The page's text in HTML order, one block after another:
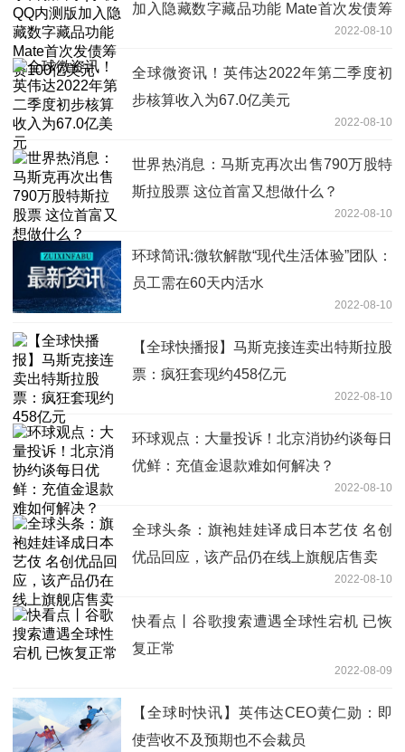
加入隐藏数字藏品功能 Mate首次发债筹
2022-08-10
全球微资讯！英伟达2022年第二季度初
步核算收入为67.0亿美元
2022-08-10
世界热消息：马斯克再次出售790万股特
斯拉股票 这位首富又想做什么？
2022-08-10
环球简讯:微软解散“现代生活体验”团队：
员工需在60天内活水
2022-08-10
【全球快播报】马斯克接连卖出特斯拉股
票：疯狂套现约458亿元
2022-08-10
环球观点：大量投诉！北京消协约谈每日
优鲜：充值金退款难如何解决？
2022-08-10
全球头条：旗袍娃娃译成日本艺伎 名创
优品回应，该产品仍在线上旗舰店售卖
2022-08-10
快看点丨谷歌搜索遭遇全球性宕机 已恢
复正常
2022-08-09
【全球时快讯】英伟达CEO黄仁勋：即
使营收不及预期也不会裁员